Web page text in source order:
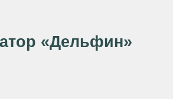
«Дельфин»